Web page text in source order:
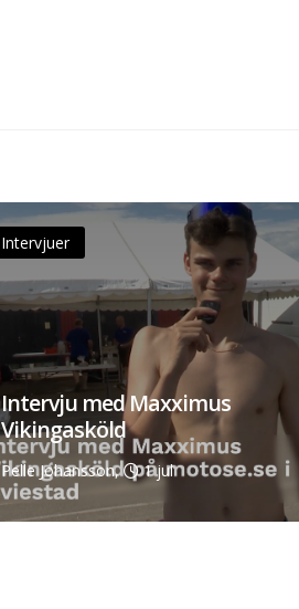
Intervjuer
Intervju med Maxximus
Vikingasköld
Pelle Johansson, 1 jul